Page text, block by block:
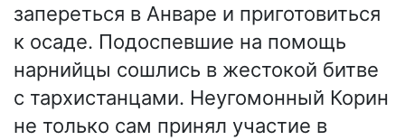
запереться в Анваре и приготовиться
к осаде. Подоспевшие на помощь
нарнийцы сошлись в жестокой битве
с тархистанцами. Неугомонный Корин
не только сам принял участие в